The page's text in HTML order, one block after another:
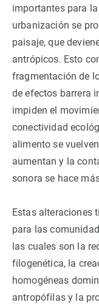
importantes para
urbanización se
paisaje, que
antrópicos. Esto
fragmentación de
de efectos barrera
impiden el
conectividad
alimento se
aumentan y la
sonora se hace
Estas alteraciones
para las
las cuales son la
filogenética, la
homogéneas
antropófilas y la
ÚNETE A NOSOTROS
NOTICIAS Y AGENDA